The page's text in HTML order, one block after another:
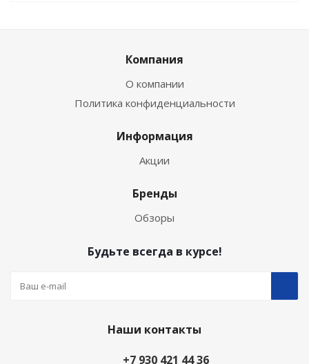
Компания
О компании
Политика конфиденциальности
Информация
Акции
Бренды
Обзоры
Будьте всегда в курсе!
Наши контакты
+7 930 421 44 36